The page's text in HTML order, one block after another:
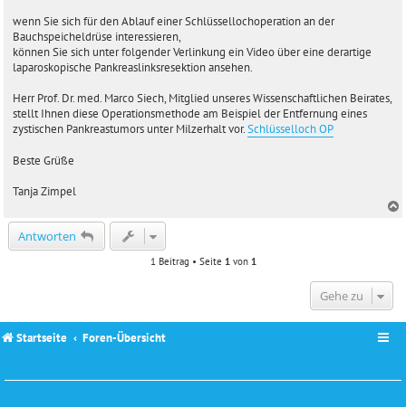
a
g
wenn Sie sich für den Ablauf einer Schlüssellochoperation an der
Bauchspeicheldrüse interessieren,
können Sie sich unter folgender Verlinkung ein Video über eine derartige
laparoskopische Pankreaslinksresektion ansehen.
Herr Prof. Dr. med. Marco Siech, Mitglied unseres Wissenschaftlichen Beirates,
stellt Ihnen diese Operationsmethode am Beispiel der Entfernung eines
zystischen Pankreastumors unter Milzerhalt vor.Schlüsselloch OP
Beste Grüße
Tanja Zimpel
Antworten
1 Beitrag • Seite 1von 1
Gehe zu
Startseite Foren-Übersicht